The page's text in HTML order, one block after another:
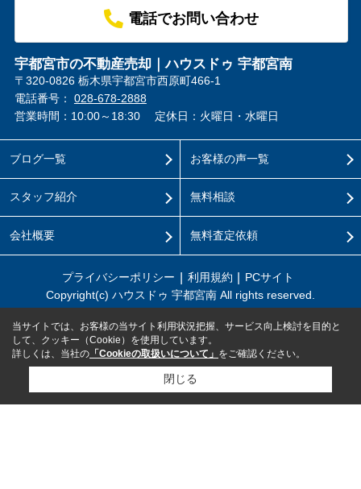
電話でお問い合わせ
宇都宮市の不動産売却｜ハウスドゥ 宇都宮南
〒320-0826 栃木県宇都宮市西原町466-1
電話番号： 028-678-2888
営業時間：10:00～18:30
定休日：火曜日・水曜日
ブログ一覧
スタッフ紹介
会社概要
お客様の声一覧
無料相談
無料査定依頼
プライバシーポリシー 利用規約
PCサイト
Copyright(c) ハウスドゥ 宇都宮南 All rights reserved.
当サイトでは、お客様の当サイト利用状況把握、サービス向上検討を目的と
して、クッキー（Cookie）を使用しています。
詳しくは、当社の 「Cookieの取扱いについて」 をご確認ください。
閉じる